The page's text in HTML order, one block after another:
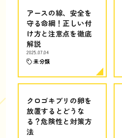
アースの線、安全を
守る命綱！正しい付
け方と注意点を徹底
解説
2025.07.04
未分類
クロゴキブリの卵を
放置するとどうな
る？危険性と対策方
法